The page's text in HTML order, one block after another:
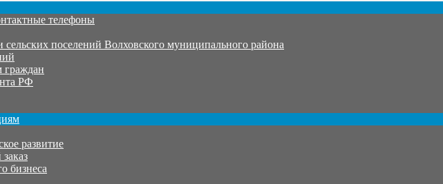
телефоны
поселений Волховского муниципального района
РФ
развитие
бизнеса